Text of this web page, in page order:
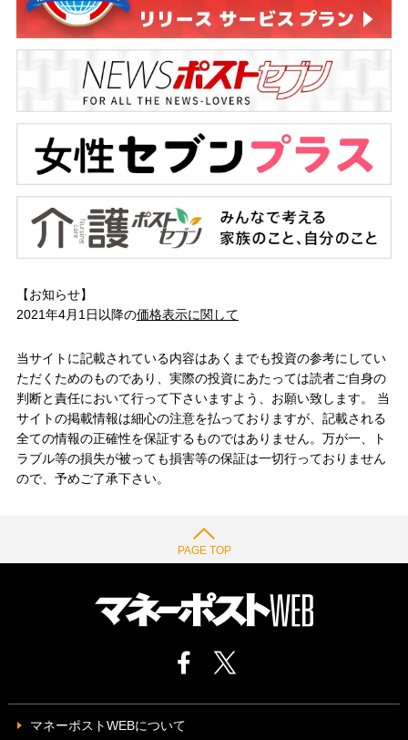
【お知らせ】
2021年4月1日以降の価格表示に関して
当サイトに記載されている内容はあくまでも投資の参考にしてい
ただくためのものであり、実際の投資にあたっては読者ご自身の
判断と責任において行って下さいますよう、お願い致します。 当
サイトの掲載情報は細心の注意を払っておりますが、記載される
全ての情報の正確性を保証するものではありません。万が一、ト
ラブル等の損失が被っても損害等の保証は一切行っておりません
ので、予めご了承下さい。
PAGE TOP
マネーポストWEBについて